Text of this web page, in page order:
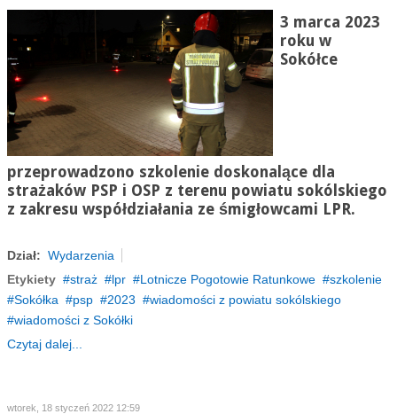
3 marca 2023
roku w
Sokółce
przeprowadzono szkolenie doskonalące dla
strażaków PSP i OSP z terenu powiatu sokólskiego
z zakresu współdziałania ze śmigłowcami LPR.
Dział: Wydarzenia
Etykiety
straż lpr Lotnicze Pogotowie Ratunkowe
szkolenie
Sokółka
psp 2023
wiadomości z powiatu sokólskiego
wiadomości z Sokółki
Czytaj dalej...
wtorek, 18 styczeń 2022 12:59